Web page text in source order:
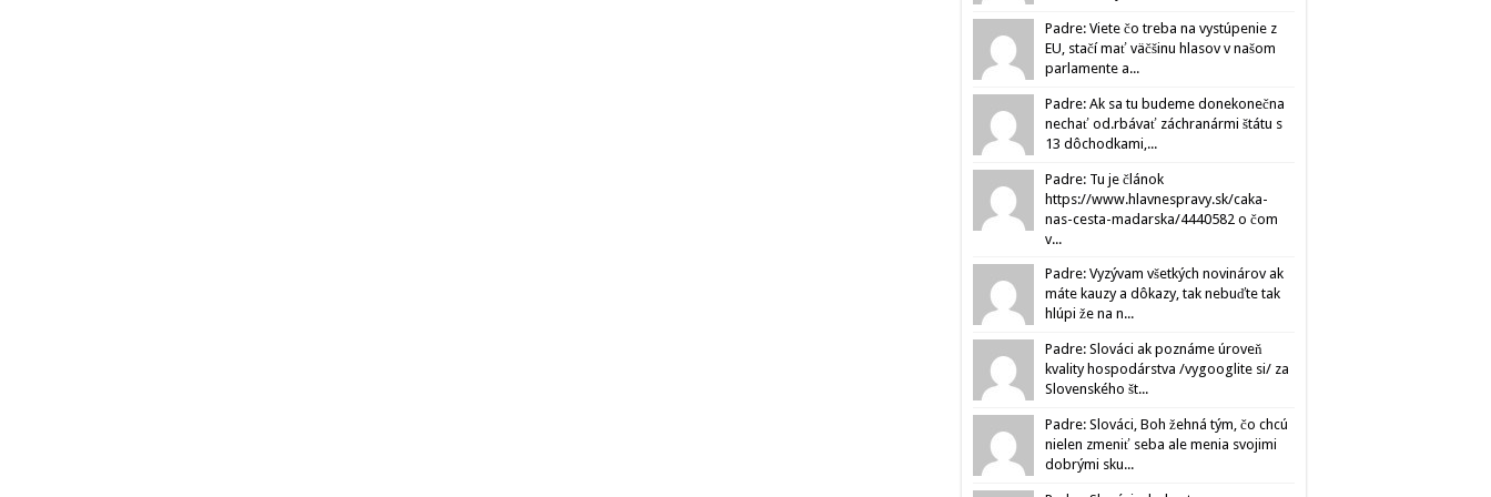
Padre: Viete čo treba na vystúpenie z
EU, stačí mať väčšinu hlasov v našom
parlamente a...
Padre: Ak sa tu budeme donekonečna
nechať od.rbávať záchranármi štátu s
13 dôchodkami,...
Padre: Tu je článok
https://www.hlavnespravy.sk/caka-
nas-cesta-madarska/4440582 o čom
v...
Padre: Vyzývam všetkých novinárov ak
máte kauzy a dôkazy, tak nebuďte tak
hlúpi že na n...
Padre: Slováci ak poznáme úroveň
kvality hospodárstva /vygooglite si/ za
Slovenského št...
Padre: Slováci, Boh žehná tým, čo chcú
nielen zmeniť seba ale menia svojimi
dobrými sku...